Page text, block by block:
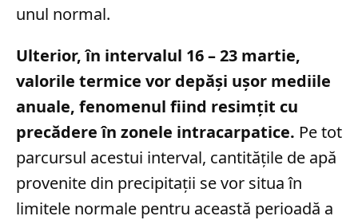
unul normal.
Ulterior, în intervalul 16 – 23 martie,
valorile termice vor depăși ușor mediile
anuale, fenomenul fiind resimțit cu
precădere în zonele intracarpatice. Pe tot
parcursul acestui interval, cantitățile de apă
provenite din precipitații se vor situa în
limitele normale pentru această perioadă a